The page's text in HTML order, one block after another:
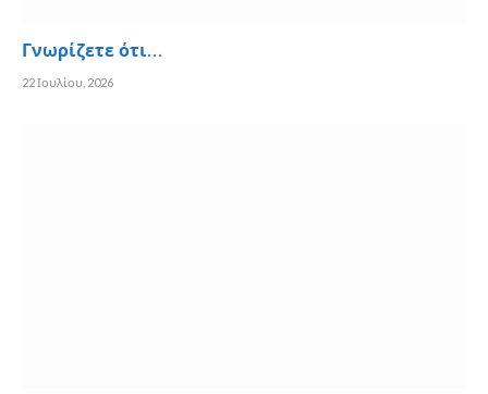
Γνωρίζετε ότι…
22 Ιουλίου, 2026